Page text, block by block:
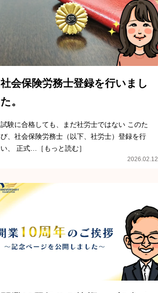
社会保険労務士登録を行いまし
た。
試験に合格しても、まだ社労士ではない このた
び、社会保険労務士（以下、社労士）登録を行
い、 正式…［もっと読む］
2026.02.12